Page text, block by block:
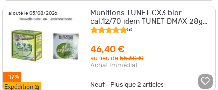
ajouté le 05/08/2026
-17%
Expédition 2j
Munitions TUNET CX3 bior
cal.12/70 idem TUNET DMAX 28g
par 100
(3)
46,40 €
au lieu de55,60 €
Achat Immédiat
Neuf - Plus que2 articles